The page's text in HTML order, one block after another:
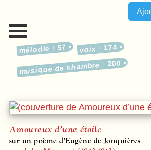
mélodie 57 voix 174
musique de chambre 200
Amoureux d’une étoile
sur un poème d’Eugène de Jonquières